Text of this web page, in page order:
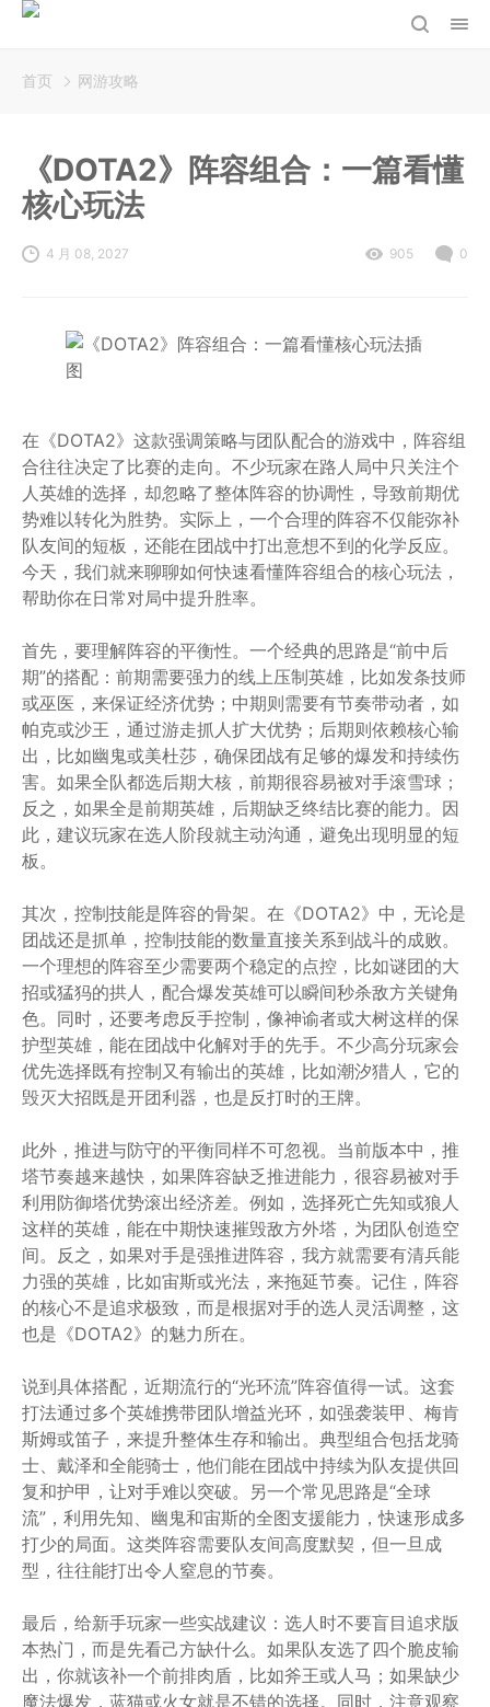
首页 网游攻略
《DOTA2》阵容组合：一篇看懂
核心玩法
4 月 08, 2027 905 0
在《DOTA2》这款强调策略与团队配合的游戏中，阵容组
合往往决定了比赛的走向。不少玩家在路人局中只关注个
人英雄的选择，却忽略了整体阵容的协调性，导致前期优
势难以转化为胜势。实际上，一个合理的阵容不仅能弥补
队友间的短板，还能在团战中打出意想不到的化学反应。
今天，我们就来聊聊如何快速看懂阵容组合的核心玩法，
帮助你在日常对局中提升胜率。
首先，要理解阵容的平衡性。一个经典的思路是“前中后
期”的搭配：前期需要强力的线上压制英雄，比如发条技师
或巫医，来保证经济优势；中期则需要有节奏带动者，如
帕克或沙王，通过游走抓人扩大优势；后期则依赖核心输
出，比如幽鬼或美杜莎，确保团战有足够的爆发和持续伤
害。如果全队都选后期大核，前期很容易被对手滚雪球；
反之，如果全是前期英雄，后期缺乏终结比赛的能力。因
此，建议玩家在选人阶段就主动沟通，避免出现明显的短
板。
其次，控制技能是阵容的骨架。在《DOTA2》中，无论是
团战还是抓单，控制技能的数量直接关系到战斗的成败。
一个理想的阵容至少需要两个稳定的点控，比如谜团的大
招或猛犸的拱人，配合爆发英雄可以瞬间秒杀敌方关键角
色。同时，还要考虑反手控制，像神谕者或大树这样的保
护型英雄，能在团战中化解对手的先手。不少高分玩家会
优先选择既有控制又有输出的英雄，比如潮汐猎人，它的
毁灭大招既是开团利器，也是反打时的王牌。
此外，推进与防守的平衡同样不可忽视。当前版本中，推
塔节奏越来越快，如果阵容缺乏推进能力，很容易被对手
利用防御塔优势滚出经济差。例如，选择死亡先知或狼人
这样的英雄，能在中期快速摧毁敌方外塔，为团队创造空
间。反之，如果对手是强推进阵容，我方就需要有清兵能
力强的英雄，比如宙斯或光法，来拖延节奏。记住，阵容
的核心不是追求极致，而是根据对手的选人灵活调整，这
也是《DOTA2》的魅力所在。
说到具体搭配，近期流行的“光环流”阵容值得一试。这套
打法通过多个英雄携带团队增益光环，如强袭装甲、梅肯
斯姆或笛子，来提升整体生存和输出。典型组合包括龙骑
士、戴泽和全能骑士，他们能在团战中持续为队友提供回
复和护甲，让对手难以突破。另一个常见思路是“全球
流”，利用先知、幽鬼和宙斯的全图支援能力，快速形成多
打少的局面。这类阵容需要队友间高度默契，但一旦成
型，往往能打出令人窒息的节奏。
最后，给新手玩家一些实战建议：选人时不要盲目追求版
本热门，而是先看己方缺什么。如果队友选了四个脆皮输
出，你就该补一个前排肉盾，比如斧王或人马；如果缺少
魔法爆发，蓝猫或火女就是不错的选择。同时，注意观察